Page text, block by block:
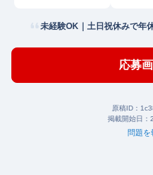
未経験OK｜土日祝休みで年
応募
原稿ID：
掲載開始日：
問題を